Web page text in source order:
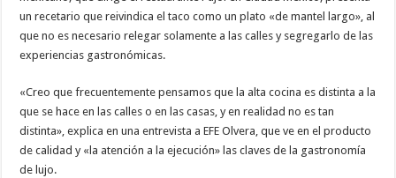
un recetario que reivindica el taco como un plato «de mantel largo», al
que no es necesario relegar solamente a las calles y segregarlo de las
experiencias gastronómicas.
«Creo que frecuentemente pensamos que la alta cocina es distinta a la
que se hace en las calles o en las casas, y en realidad no es tan
distinta», explica en una entrevista a EFE Olvera, que ve en el producto
de calidad y «la atención a la ejecución» las claves de la gastronomía
de lujo.